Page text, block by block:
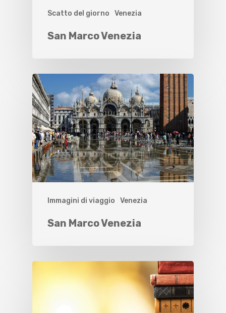
Scatto del giorno Venezia
San Marco Venezia
Immagini di viaggio Venezia
San Marco Venezia